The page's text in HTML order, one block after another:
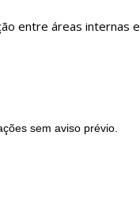
entre áreas internas
sem aviso prévio.